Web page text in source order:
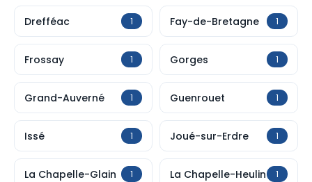
Drefféac 1 Fay-de-Bretagne 1
Frossay 1 Gorges 1
Grand-Auverné 1 Guenrouet 1
Issé 1 Joué-sur-Erdre 1
La Chapelle-Glain 1 La Chapelle-Heulin 1